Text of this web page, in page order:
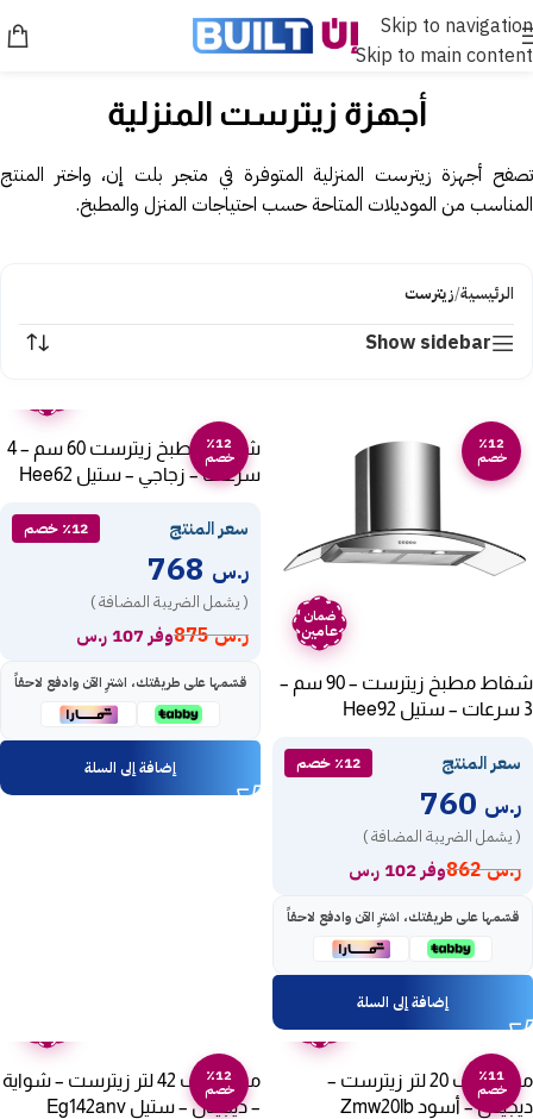
Skip to navigation
Skip to main content
أجهزة زيترست المنزلية
تصفح أجهزة زيترست المنزلية المتوفرة في متجر بلت إن، واختر المنتج
المناسب من الموديلات المتاحة حسب احتياجات المنزل والمطبخ.
الرئيسية/زيترست
Show sidebar
٪12
خصم
ضمان
عامين
شفاط مطبخ زيترست – 90 سم –
3 سرعات – ستيل Hee92
سعر المنتج ٪12 خصم
ر.س
( يشمل الضريبة المضافة )
ر.س862 وفر 102 ر.س
قسّمها على طريقتك، اشترِ الآن وادفع لاحقاً
إضافة إلى السلة
٪12
خصم
شفاط مطبخ زيترست 60 سم – 4
سرعات – زجاجي – ستيل Hee62
سعر المنتج ٪12 خصم
ر.س
( يشمل الضريبة المضافة )
ر.س875 وفر 107 ر.س
قسّمها على طريقتك، اشترِ الآن وادفع لاحقاً
إضافة إلى السلة
٪11
خصم
عامين
ميكروويف 20 لتر زيترست –
ديجيتال – أسود Zmw20lb
٪12
خصم
ميكروويف 42 لتر زيترست – شواية
– ديجيتال – ستيل Eg142anv